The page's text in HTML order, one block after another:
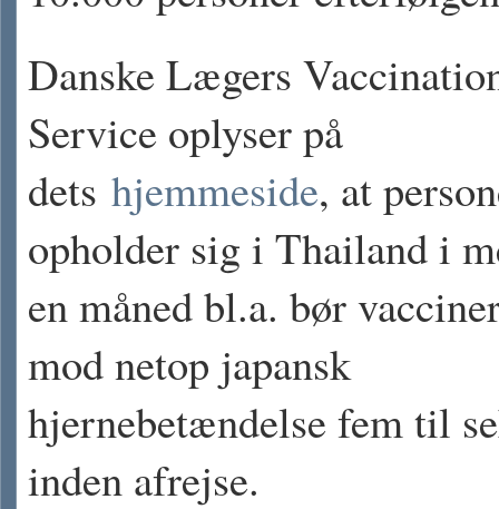
Danske Lægers
Service oplyser på
dets hjemmeside, at
opholder sig i Thailand i
en måned bl.a. bør
mod netop japansk
hjernebetændelse fem til
inden afrejse.